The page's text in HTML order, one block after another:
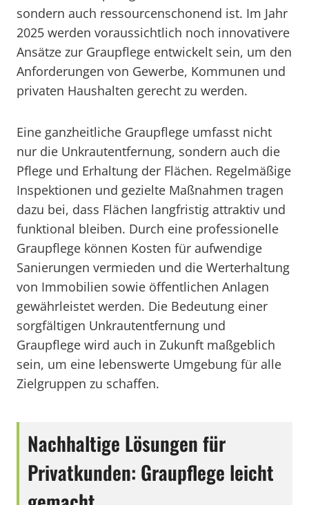
sondern auch ressourcenschonend ist. Im Jahr
2025 werden voraussichtlich noch innovativere
Ansätze zur Graupflege entwickelt sein, um den
Anforderungen von Gewerbe, Kommunen und
privaten Haushalten gerecht zu werden.
Eine ganzheitliche Graupflege umfasst nicht
nur die Unkrautentfernung, sondern auch die
Pflege und Erhaltung der Flächen. Regelmäßige
Inspektionen und gezielte Maßnahmen tragen
dazu bei, dass Flächen langfristig attraktiv und
funktional bleiben. Durch eine professionelle
Graupflege können Kosten für aufwendige
Sanierungen vermieden und die Werterhaltung
von Immobilien sowie öffentlichen Anlagen
gewährleistet werden. Die Bedeutung einer
sorgfältigen Unkrautentfernung und
Graupflege wird auch in Zukunft maßgeblich
sein, um eine lebenswerte Umgebung für alle
Zielgruppen zu schaffen.
Nachhaltige Lösungen für
Privatkunden: Graupflege leicht